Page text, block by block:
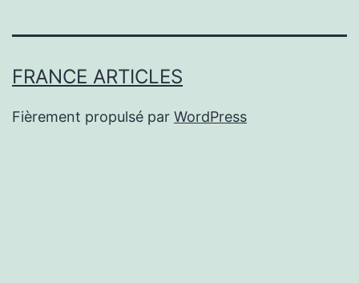
FRANCE ARTICLES
Fièrement propulsé par WordPress